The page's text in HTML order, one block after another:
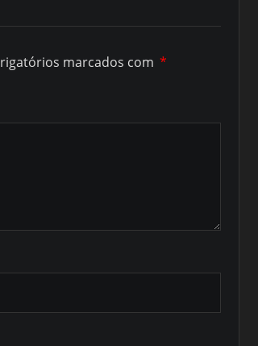
marcados com *